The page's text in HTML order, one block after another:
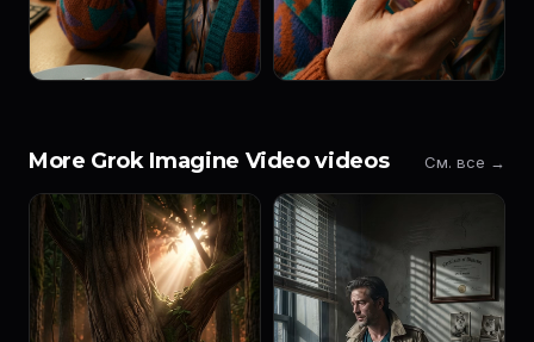
More Grok Imagine Video videos См. все →